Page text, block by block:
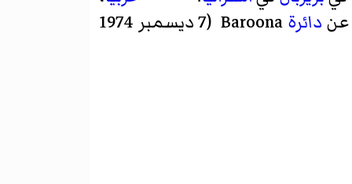
عن دائرة Baroona (7 ديسمبر 1974